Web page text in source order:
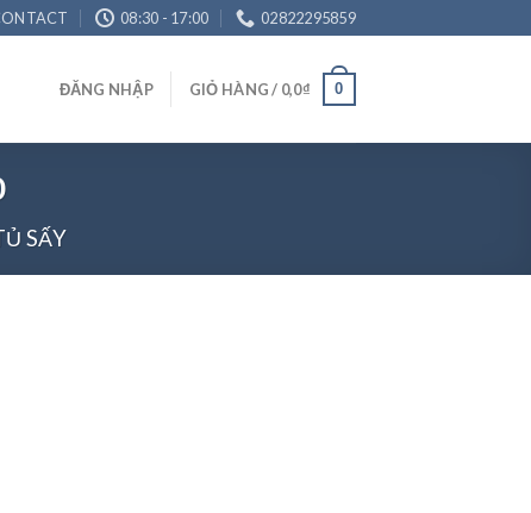
08:30 - 17:00 02822295859
ĐĂNG NHẬP GIỎ HÀNG / 0,0₫ 0
SẤY